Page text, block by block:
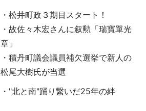
・松井町政３期目スタート！
・故佐々木宏さんに叙勲「瑞寶單光
章」
・積丹町議会議員補欠選挙で新人の
松尾大樹氏が当選
・"北と南"踊り繋いだ25年の絆